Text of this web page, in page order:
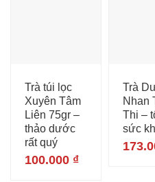
Trà túi lọc
Xuyên Tâm
Liên 75gr –
thảo dước
rất quý
100.000 ₫
Trà
Nhan
Thi –
sức